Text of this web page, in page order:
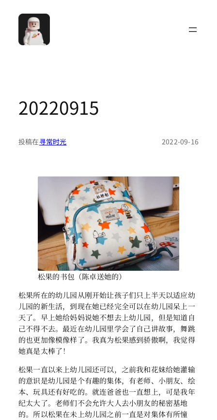
20220915
投稿在寻常时光 2022-09-16
松果的书包（陈卓送她的）
松果所在的幼儿园从刚开始让孩子们只上半天以适应幼
儿园的新生活，到现在她已经完全可以在幼儿园呆上一
天了。早上她给妈妈说她不想去上幼儿园，但是知道自
己不得不去。最近在幼儿园里学会了自己讲故事，舞跳
的也更加像模像样了。我真为松果感到骄傲啊，我觉得
她真是太棒了！
松果一直以来上幼儿园还可以，之前我和花妹给她灌输
的意识是幼儿园是个有趣的集体，有老师、小朋友、绘
本、玩具还有好吃的。就连爸爸也一直想上，可是我年
纪太大了。老师们不会允许大人去小朋友的秘密基地
的。所以松果在未上幼儿园之前一直是对集体有所憧